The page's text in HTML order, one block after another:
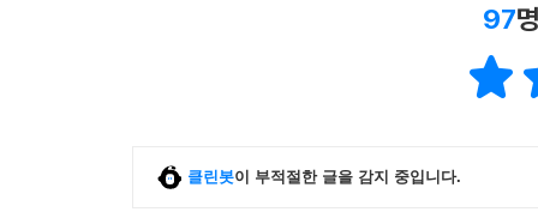
97
클린봇이 부적절한 글을 감지 중입니다.